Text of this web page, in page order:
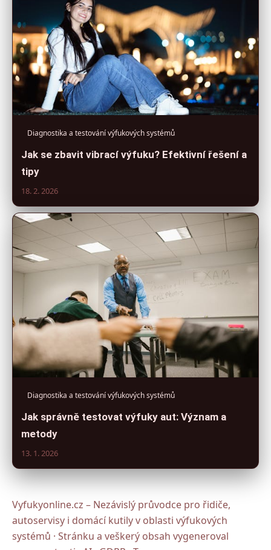
Diagnostika a testování výfukových systémů
Jak se zbavit vibrací výfuku? Efektivní řešení a
tipy
18. 2. 2026
Diagnostika a testování výfukových systémů
Jak správně testovat výfuky aut: Význam a
metody
13. 1. 2026
Vyfukyonline.cz – Nezávislý průvodce pro řidiče,
autoservisy i domácí kutily v oblasti výfukových
systémů · Stránku a veškerý obsah vygeneroval